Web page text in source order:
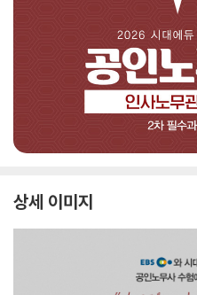
상세 이미지